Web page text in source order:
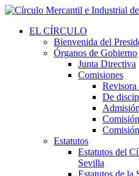
EL CÍRCULO
Bienvenida del
Órganos de Gobierno
Junta Directiva
Comisiones
Revisora
De
Estatutos
Estatutos del
Sevilla
Estatutos de la